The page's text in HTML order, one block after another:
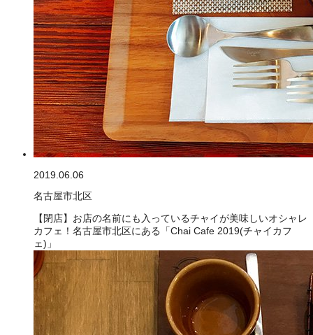
2019.06.06
名古屋市北区
【閉店】お店の名前にも入っているチャイが美味しいオシャレ
カフェ！名古屋市北区にある「Chai Cafe 2019(チャイカフ
ェ)」